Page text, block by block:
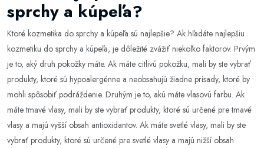
sprchy a kúpeľa?
Ktoré kozmetika do sprchy a kúpeľa sú najlepšie? Ak hľadáte najlepšiu
kozmetiku do sprchy a kúpeľa, je dôležité zvážiť niekoľko faktorov. Prvým
je to, aký druh pokožky máte. Ak máte citlivú pokožku, mali by ste vybrať
produkty, ktoré sú hypoalergénne a neobsahujú žiadne prísady, ktoré by
mohli spôsobiť podráždenie. Druhým je to, akú máte vlasovú farbu. Ak
máte tmavé vlasy, mali by ste vybrať produkty, ktoré sú určené pre tmavé
vlasy a majú vyšší obsah antioxidantov. Ak máte svetlé vlasy, mali by ste
vybrať produkty, ktoré sú určené pre svetlé vlasy a majú nižší obsah